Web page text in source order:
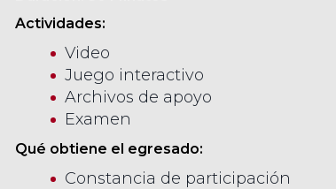
Actividades:
Video
Juego interactivo
Archivos de apoyo
Examen
Qué obtiene el egresado:
Constancia de participación